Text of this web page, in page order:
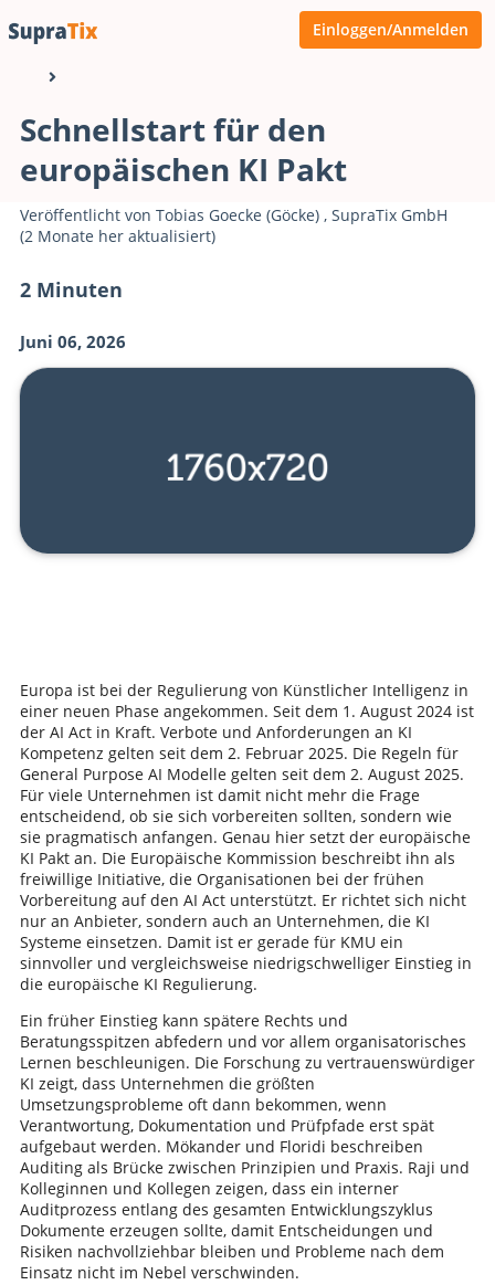
Einloggen/Anmelden
2 Minuten
Juni 06, 2026
Schnellstart für den
europäischen KI Pakt
Veröffentlicht von Tobias Goecke (Göcke), SupraTix GmbH
(2 Monate her aktualisiert)
Europa ist bei der Regulierung von Künstlicher Intelligenz in
einer neuen Phase angekommen. Seit dem 1. August 2024 ist
der AI Act in Kraft. Verbote und Anforderungen an KI
Kompetenz gelten seit dem 2. Februar 2025. Die Regeln für
General Purpose AI Modelle gelten seit dem 2. August 2025.
Für viele Unternehmen ist damit nicht mehr die Frage
entscheidend, ob sie sich vorbereiten sollten, sondern wie
sie pragmatisch anfangen. Genau hier setzt der europäische
KI Pakt an. Die Europäische Kommission beschreibt ihn als
freiwillige Initiative, die Organisationen bei der frühen
Vorbereitung auf den AI Act unterstützt. Er richtet sich nicht
nur an Anbieter, sondern auch an Unternehmen, die KI
Systeme einsetzen. Damit ist er gerade für KMU ein
sinnvoller und vergleichsweise niedrigschwelliger Einstieg in
die europäische KI Regulierung.
Ein früher Einstieg kann spätere Rechts und
Beratungsspitzen abfedern und vor allem organisatorisches
Lernen beschleunigen. Die Forschung zu vertrauenswürdiger
KI zeigt, dass Unternehmen die größten
Umsetzungsprobleme oft dann bekommen, wenn
Verantwortung, Dokumentation und Prüfpfade erst spät
aufgebaut werden. Mökander und Floridi beschreiben
Auditing als Brücke zwischen Prinzipien und Praxis. Raji und
Kolleginnen und Kollegen zeigen, dass ein interner
Auditprozess entlang des gesamten Entwicklungszyklus
Dokumente erzeugen sollte, damit Entscheidungen und
Risiken nachvollziehbar bleiben und Probleme nach dem
Einsatz nicht im Nebel verschwinden.